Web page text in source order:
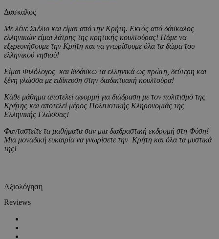
Δάσκαλος
Με λένε Στέλιο και είμαι από την Κρήτη. Εκτός από δάσκαλος
ελληνικών είμαι λάτρης της κρητικής κουλτούρας! Πάμε να
εξερευνήσουμε την Κρήτη και να γνωρίσουμε όλα τα δώρα του
ελληνικού νησιού!
Είμαι Φιλόλογος και διδάσκω τα ελληνικά ως πρώτη, δεύτερη και
ξένη γλώσσα με ειδίκευση στην διαδικτυακή κουλτούρα!
Κάθε μάθημα αποτελεί αφορμή για διάδραση με τον πολιτισμό της
Κρήτης και αποτελεί μέρος Πολιτιστικής Κληρονομιάς της
Ελληνικής Γλώσσας!
Φανταστείτε τα μαθήματα σαν μια διαδραστική εκδρομή στη Φύση!
Μια μοναδική ευκαιρία να γνωρίσετε την Κρήτη και όλα τα μυστικά
της!
Αξιολόγηση
Reviews